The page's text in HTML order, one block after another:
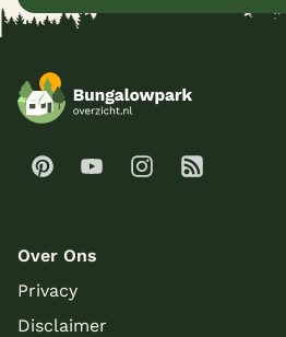
Over Ons
Privacy
Disclaimer